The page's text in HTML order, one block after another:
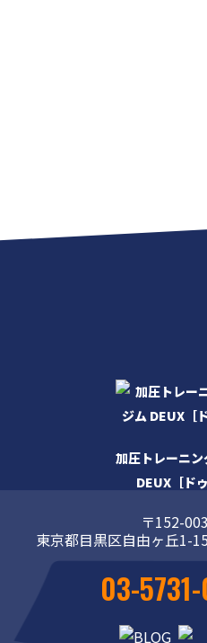
加圧トレーニ
DEUX［ドゥ
〒152-
東京都目黒区自由ヶ丘1-
03-